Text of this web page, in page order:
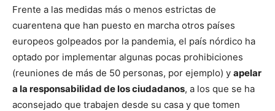
Frente a las medidas más o menos estrictas de
cuarentena que han puesto en marcha otros países
europeos golpeados por la pandemia, el país nórdico ha
optado por implementar algunas pocas prohibiciones
(reuniones de más de 50 personas, por ejemplo) y apelar
a la responsabilidad de los ciudadanos, a los que se ha
aconsejado que trabajen desde su casa y que tomen